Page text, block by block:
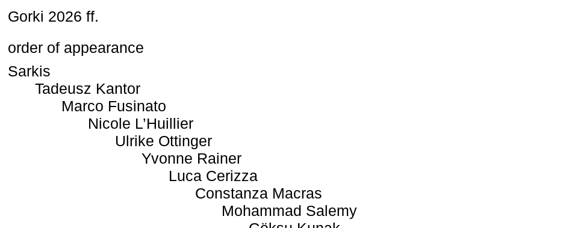
Gorki 2026 ff.
order of appearance
Sarkis
Tadeusz Kantor
Marco Fusinato
Nicole L’Huillier
Ulrike Ottinger
Yvonne Rainer
Luca Cerizza
Constanza Macras
Mohammad Salemy